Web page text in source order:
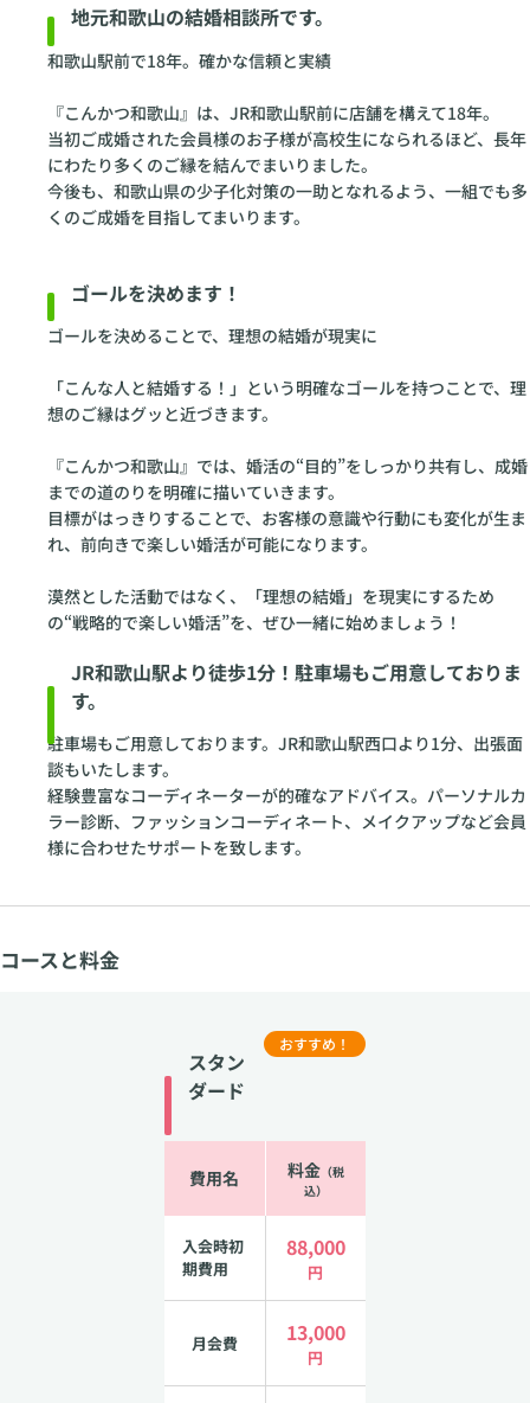
地元和歌山の結婚相談所です。
和歌山駅前で18年。確かな信頼と実績
『こんかつ和歌山』は、JR和歌山駅前に店舗を構えて18年。
当初ご成婚された会員様のお子様が高校生になられるほど、長年
にわたり多くのご縁を結んでまいりました。
今後も、和歌山県の少子化対策の一助となれるよう、一組でも多
くのご成婚を目指してまいります。
ゴールを決めます！
ゴールを決めることで、理想の結婚が現実に
「こんな人と結婚する！」という明確なゴールを持つことで、理
想のご縁はグッと近づきます。
『こんかつ和歌山』では、婚活の“目的”をしっかり共有し、成婚
までの道のりを明確に描いていきます。
目標がはっきりすることで、お客様の意識や行動にも変化が生ま
れ、前向きで楽しい婚活が可能になります。
漠然とした活動ではなく、「理想の結婚」を現実にするため
の“戦略的で楽しい婚活”を、ぜひ一緒に始めましょう！
JR和歌山駅より徒歩1分！駐車場もご用意しておりま
す。
駐車場もご用意しております。JR和歌山駅西口より1分、出張面
談もいたします。
経験豊富なコーディネーターが的確なアドバイス。パーソナルカ
ラー診断、ファッションコーディネート、メイクアップなど会員
様に合わせたサポートを致します。
コースと料金
スタン
ダード
おすすめ！
費用名 料金（税
込）
入会時初
期費用
88,000
円
月会費 13,000
円